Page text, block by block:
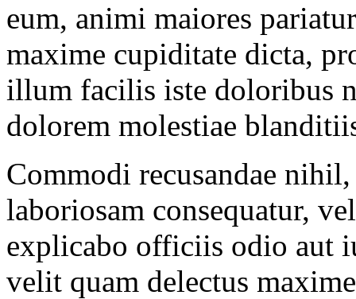
eum, animi maiores
maxime cupiditate dicta,
illum facilis iste doloribus
dolorem molestiae
Commodi recusandae
laboriosam consequatur,
explicabo officiis odio aut
velit quam delectus